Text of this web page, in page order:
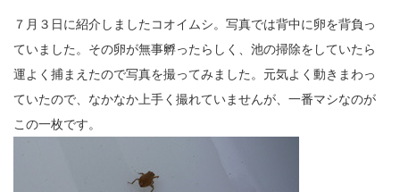
７月３日に紹介しましたコオイムシ。写真では背中に卵を背負っ
ていました。その卵が無事孵ったらしく、池の掃除をしていたら
運よく捕まえたので写真を撮ってみました。元気よく動きまわっ
ていたので、なかなか上手く撮れていませんが、一番マシなのが
この一枚です。